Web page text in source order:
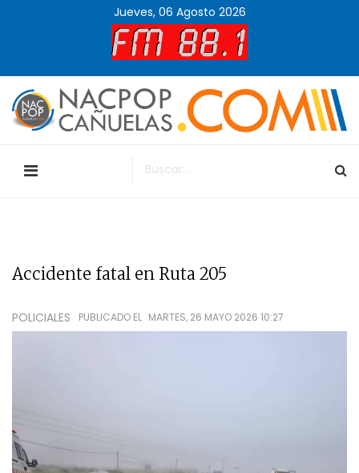
Jueves, 06 Agosto 2026
Accidente fatal en Ruta 205
POLICIALES PUBLICADO EL MARTES, 26 MAYO 2026 10:27